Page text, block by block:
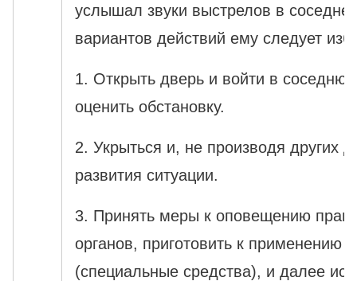
услышал звуки выстрелов в
вариантов действий ему следует
1. Открыть дверь и войти в
оценить обстановку.
2. Укрыться и, не производя других
развития ситуации.
3. Принять меры к оповещению
органов, приготовить к применению
(специальные средства), и далее